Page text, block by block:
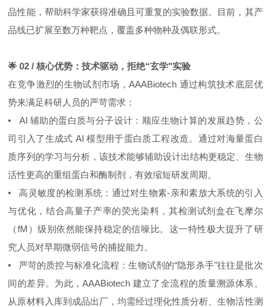
品性能，帮助科学家获得准确且可重复的实验数据。目前，其产
品线已扩展至数万种靶点，覆盖多种物种及偶联形式。
🌟 02 / 核心优势：技术驱动，拒绝“玄学"实验
在竞争激烈的生物试剂市场，AAABiotech 通过构筑技术底层优
势来满足科研人员的严苛需求：
• AI 辅助的蛋白质与分子设计：顺应生物计算的发展趋势，公
司引入了生成式 AI 模型用于蛋白质工程改造。通过对海量蛋白
质序列的学习与分析，该技术能够辅助设计出结构更稳定、生物
活性更高的重组蛋白和酶制剂，有效缩短研发周期。
• 高灵敏度的检测系统：通过对生物素-亲和素放大系统的引入
与优化，结合高量子产率的荧光染料，其检测试剂盒在飞摩尔
（fM）级别依然能保持稳定的信噪比。这一特性极大提升了研
究人员对早期微弱信号的捕捉能力。
• 严苛的质控与标准化流程：生物试剂的“隐形杀手"往往是批次
间的差异。为此，AAABiotech 建立了全流程的质量溯源体系。
从原材料入库到成品出厂，均需经过理化性质分析、生物活性测